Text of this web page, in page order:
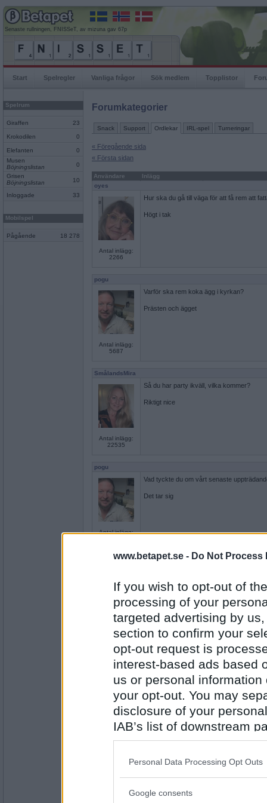
www.betapet.se - Do Not Process
If you wish to opt-out of
processing of your
targeted advertising by
section to confirm your
opt-out request is
interest-based ads based
us or personal
your opt-out. You may
disclosure of your
IAB’s list of downstream
also be disclosed by us
Downstream Participants
Please note that this
Personal Data Processing Opt Outs
Google consents
Senaste rullningen, FNISSeT, av mizuna gav 67p
Start Spelregler Vanliga frågor Sök medlem Topplistor
Spelrum
Giraffen 23
Krokodilen 0
Elefanten
0
Musen
Böjningslistan
0
Grisen
Böjningslistan
10
Inloggade 33
Mobilspel
Pågående 18 278
Forumkategorier
Snack Support Ordlekar IRL-spel Turneringar
« Föregående sida
« Första sidan
Användare
Inlägg
oyes
Antal inlägg:
2266
Hur ska du gå till väga för att få rem att
Högt i tak
pogu
Antal inlägg:
5687
Varför ska rem koka ägg i kyrkan?
Prästen och ägget
SmålandsMira
Antal inlägg:
22535
Så du har party ikväll, vilka kommer?
Riktigt nice
pogu
Antal inlägg:
Vad tyckte du om vårt senaste
Det tar sig
Bellarom- Ej medlem längre
Antal inlägg:
Aj vad det sticker
SmålandsMira
Antal inlägg:
22535
Gillar du inte att gosa med Pogus skägg?
Rakhyvel
vad använder du för att fixa till fotsulor